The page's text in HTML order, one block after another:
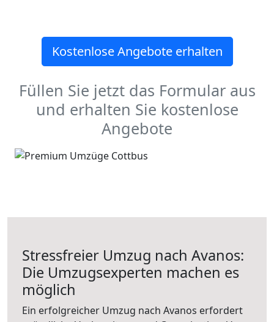
Kostenlose Angebote erhalten
Füllen Sie jetzt das Formular aus
und erhalten Sie kostenlose
Angebote
Stressfreier Umzug nach Avanos:
Die Umzugsexperten machen es
möglich
Ein erfolgreicher Umzug nach Avanos erfordert